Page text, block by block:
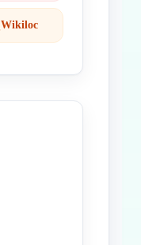
Wikiloc